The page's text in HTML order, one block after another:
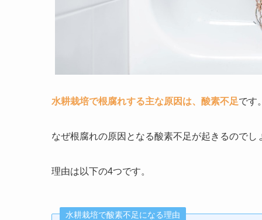
水耕栽培で根腐れする主な原因は、酸素不足です
なぜ根腐れの原因となる酸素不足が起きるのでし
理由は以下の4つです。
水耕栽培で酸素不足になる理由